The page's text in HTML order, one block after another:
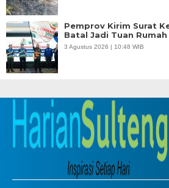
Pemprov Kirim Surat
Batal Jadi Tuan Rumah
3 Agustus 2026 | 10:48 WIB